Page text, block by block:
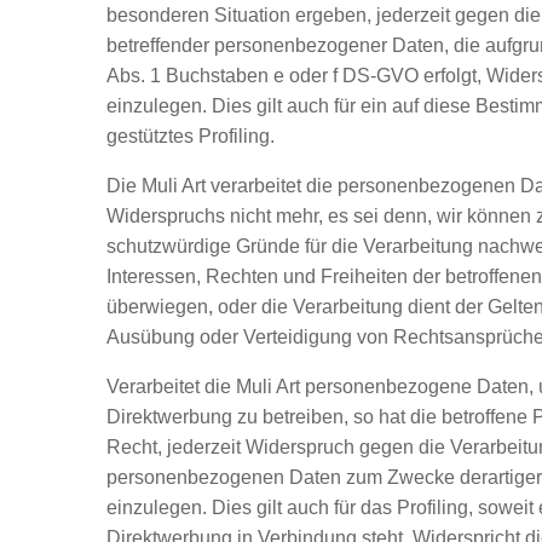
besonderen Situation ergeben, jederzeit gegen
betreffender personenbezogener Daten, die
Abs. 1 Buchstaben e oder f DS-GVO erfolgt,
einzulegen. Dies gilt auch für ein auf diese
gestütztes Profiling.
Die Muli Art verarbeitet die personenbezogenen
Widerspruchs nicht mehr, es sei denn, wir können
schutzwürdige Gründe für die Verarbeitung
Interessen, Rechten und Freiheiten der
überwiegen, oder die Verarbeitung dient der
Ausübung oder Verteidigung von
Verarbeitet die Muli Art personenbezogene Daten,
Direktwerbung zu betreiben, so hat die betroffene
Recht, jederzeit Widerspruch gegen die
personenbezogenen Daten zum Zwecke
einzulegen. Dies gilt auch für das Profiling, soweit